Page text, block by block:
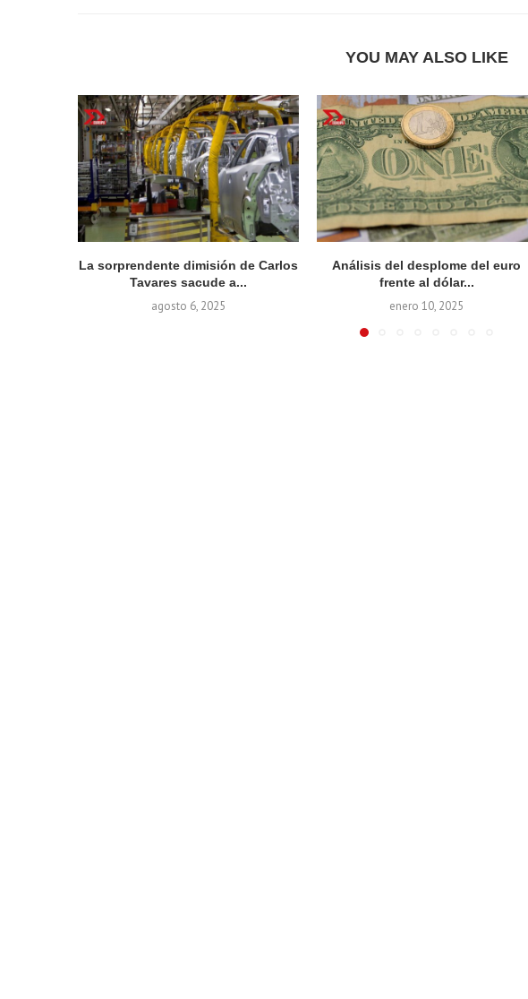
YOU MAY ALSO LIKE
La sorprendente dimisión de Carlos
Tavares sacude a...
agosto 6, 2025
Análisis del desplome del euro
frente al dólar...
enero 10, 2025